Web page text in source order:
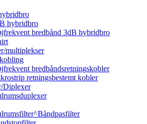
hybridbro
bredbånd 3dB hybridbro
multiplekser
bredbåndsretningskobler
retningsbestemt kobler
Diplexer